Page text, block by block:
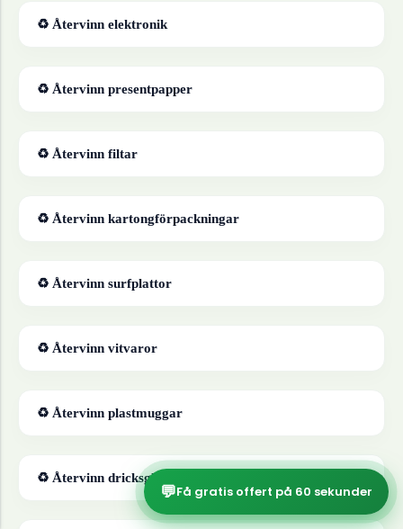
♻ Återvinn elektronik
♻ Återvinn presentpapper
♻ Återvinn filtar
♻ Återvinn kartongförpackningar
♻ Återvinn surfplattor
♻ Återvinn vitvaror
♻ Återvinn plastmuggar
♻ Återvinn dricksglas
💬Få gratis offert på 60 sekunder